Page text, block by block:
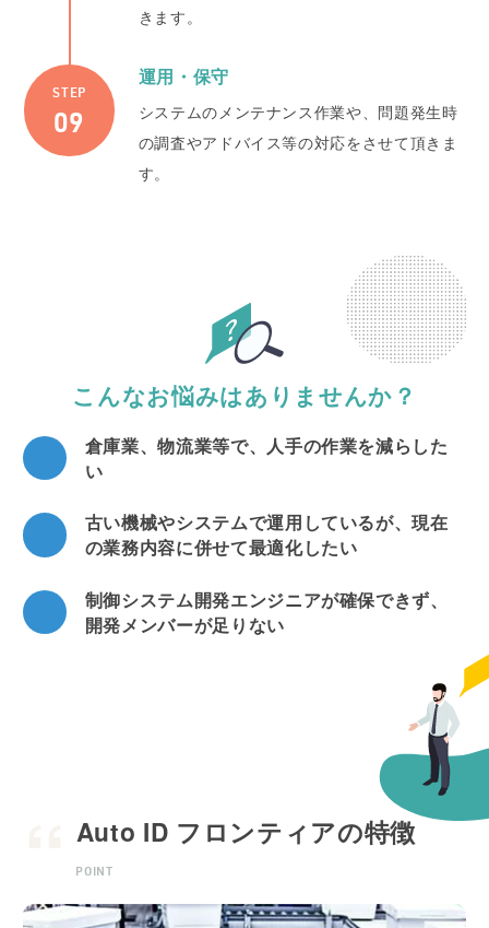
きます。
STEP
運用・保守
システムのメンテナンス作業や、問題発生時
の調査やアドバイス等の対応をさせて頂きま
す。
こんなお悩みはありませんか？
倉庫業、物流業等で、人手の作業を減らした
い
古い機械やシステムで運用しているが、現在
の業務内容に併せて最適化したい
制御システム開発エンジニアが確保できず、
開発メンバーが足りない
Auto ID フロンティアの特徴
POINT